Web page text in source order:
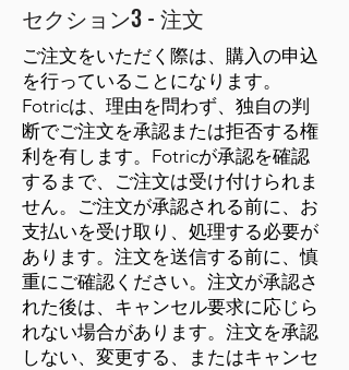
セクション3 - 注文
ご注文をいただく際は、購入の申込
を行っていることになります。
Fotricは、理由を問わず、独自の判
断でご注文を承認または拒否する権
利を有します。Fotricが承認を確認
するまで、ご注文は受け付けられま
せん。ご注文が承認される前に、お
支払いを受け取り、処理する必要が
あります。注文を送信する前に、慎
重にご確認ください。注文が承認さ
れた後は、キャンセル要求に応じら
れない場合があります。注文を承認
しない、変更する、またはキャンセ